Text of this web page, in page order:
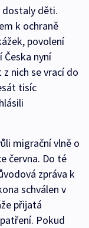
dostaly děti.
k ochraně
povolení
Česka nyní
nich se vrací do
tisíc
migrační vlně o
června. Do té
zpráva k
schválen v
přijatá
Pokud